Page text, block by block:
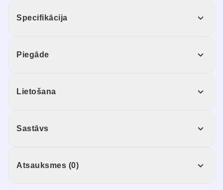
Specifikācija
Piegāde
Lietošana
Sastāvs
Atsauksmes (0)